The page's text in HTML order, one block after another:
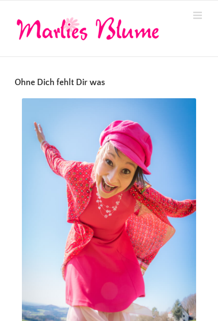
Inhalt
springen
Ohne Dich fehlt Dir was